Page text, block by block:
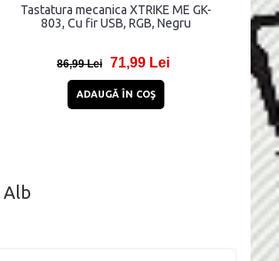
Tastatura mecanica XTRIKE ME GK-
803, Cu fir USB, RGB, Negru
86,99 Lei 71,99 Lei
ADAUGĂ ÎN COŞ
309,
Alb